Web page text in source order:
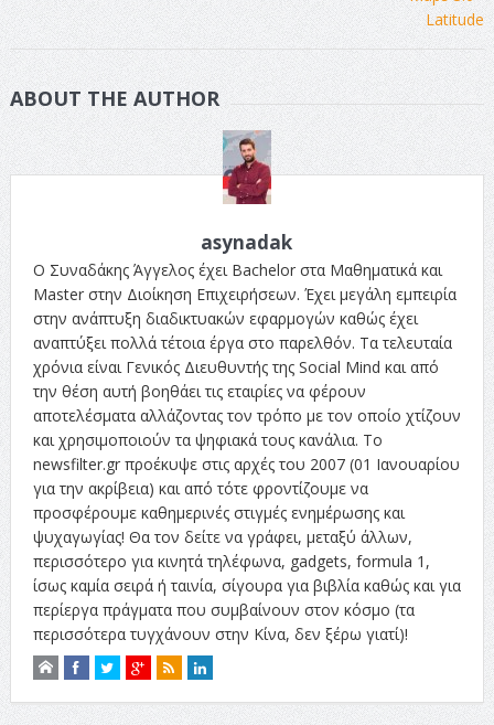
ABOUT THE AUTHOR
asynadak
Ο Συναδάκης Άγγελος έχει Bachelor στα Μαθηματικά και
Master στην Διοίκηση Επιχειρήσεων. Έχει μεγάλη εμπειρία
στην ανάπτυξη διαδικτυακών εφαρμογών καθώς έχει
αναπτύξει πολλά τέτοια έργα στο παρελθόν. Τα τελευταία
χρόνια είναι Γενικός Διευθυντής της Social Mind και από
την θέση αυτή βοηθάει τις εταιρίες να φέρουν
αποτελέσματα αλλάζοντας τον τρόπο με τον οποίο χτίζουν
και χρησιμοποιούν τα ψηφιακά τους κανάλια. Το
newsfilter.gr προέκυψε στις αρχές του 2007 (01 Ιανουαρίου
για την ακρίβεια) και από τότε φροντίζουμε να
προσφέρουμε καθημερινές στιγμές ενημέρωσης και
ψυχαγωγίας! Θα τον δείτε να γράφει, μεταξύ άλλων,
περισσότερο για κινητά τηλέφωνα, gadgets, formula 1,
ίσως καμία σειρά ή ταινία, σίγουρα για βιβλία καθώς και για
περίεργα πράγματα που συμβαίνουν στον κόσμο (τα
περισσότερα τυγχάνουν στην Κίνα, δεν ξέρω γιατί)!